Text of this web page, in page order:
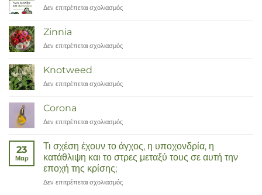
Δεν επιτρέπεται σχολιασμός
Zinnia
Δεν επιτρέπεται σχολιασμός
Knotweed
Δεν επιτρέπεται σχολιασμός
Corona
Δεν επιτρέπεται σχολιασμός
23
Μαρ
Τι σχέση έχουν το άγχος, η υποχονδρία, η
κατάθλιψη και το στρες μεταξύ τους σε αυτή την
εποχή της κρίσης;
Δεν επιτρέπεται σχολιασμός